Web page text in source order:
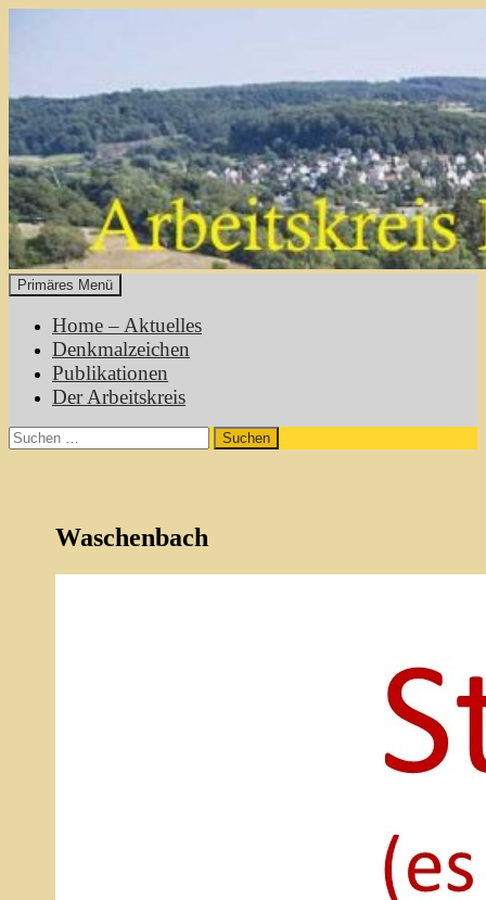
Heimatgeschichte Mühltal
Primäres Menü
Home – Aktuelles
Denkmalzeichen
Publikationen
Der Arbeitskreis
Suchen
nach:
Waschenbach